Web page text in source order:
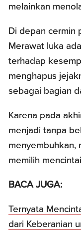
melainkan
Di depan cermin
Merawat luka
terhadap
menghapus
sebagai bagian
Karena pada
menjadi tanpa
menyembuhkan,
memilih
BACA JUGA:
Ternyata
dari Keberanian